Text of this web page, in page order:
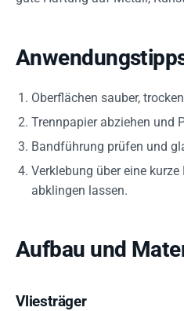
Oberflächen sauber,
Trennpapier abziehen und
Bandführung prüfen und
Verklebung über eine
abklingen lassen.
Aufbau und
Vliesträger